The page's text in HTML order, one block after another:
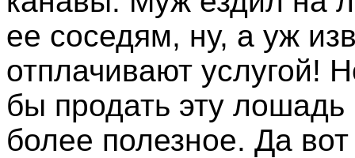
ее соседям, ну, а уж
отплачивают услугой!
бы продать эту
более полезное. Да